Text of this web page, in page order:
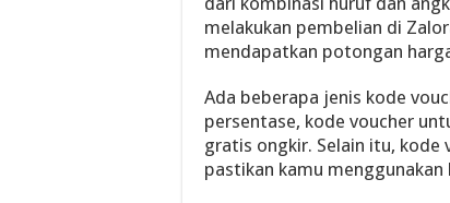
melakukan pembelian di
mendapatkan potongan
Ada beberapa jenis kode
persentase, kode voucher
gratis ongkir. Selain itu,
pastikan kamu